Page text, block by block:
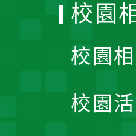
校園
校園
校園